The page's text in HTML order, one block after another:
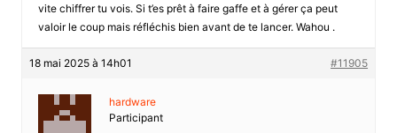
vite chiffrer tu vois. Si t’es prêt à faire gaffe et à gérer ça peut
valoir le coup mais réfléchis bien avant de te lancer. Wahou .
18 mai 2025 à 14h01 #11905
hardware
Participant